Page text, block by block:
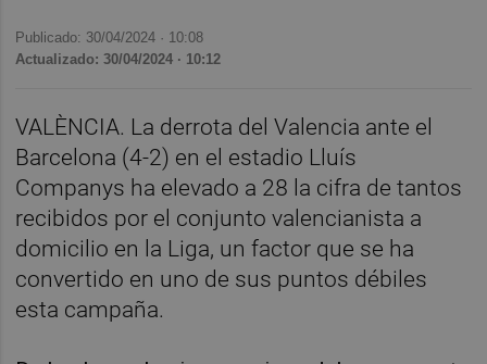
Publicado: 30/04/2024 · 10:08
Actualizado: 30/04/2024 · 10:12
VALÈNCIA. La derrota del Valencia ante el
Barcelona (4-2) en el estadio Lluís
Companys ha elevado a 28 la cifra de tantos
recibidos por el conjunto valencianista a
domicilio en la Liga, un factor que se ha
convertido en uno de sus puntos débiles
esta campaña.